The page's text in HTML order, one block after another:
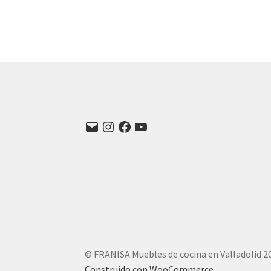
Correo
electrónico
Instagram
Facebook
YouTube
© FRANISA Muebles de cocina en Valladolid